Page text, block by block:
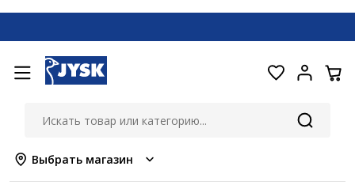
Выбрать магазин